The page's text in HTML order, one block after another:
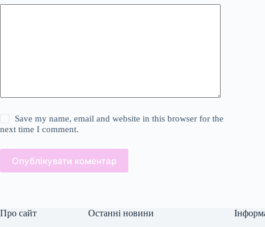
Save my name, email and website in this browser for the
next time I comment.
Опублікувати коментар
Про сайт
Останні новини